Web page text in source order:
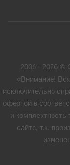
2006 - 2026 ©
«Внимание!
исключительно
офертой в
и комплектность
сайте, т.к.